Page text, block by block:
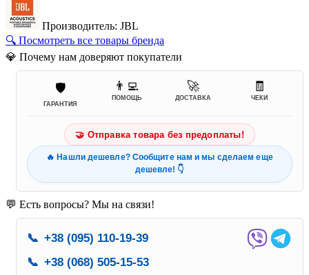
Производитель: JBL
🔍 Посмотреть все товары бренда
💎 Почему нам доверяют покупатели
🛡️
ГАРАНТИЯ
👨‍💻
ПОМОЩЬ
🚀
ДОСТАВКА
🧾
ЧЕКИ
🤝 Отправка товара без предоплаты!
🔥 Нашли дешевле? Сообщите нам и мы сделаем еще
дешевле! 👇
💬 Есть вопросы? Мы на связи!
📞 +38 (095) 110-19-39
📞 +38 (068) 505-15-53